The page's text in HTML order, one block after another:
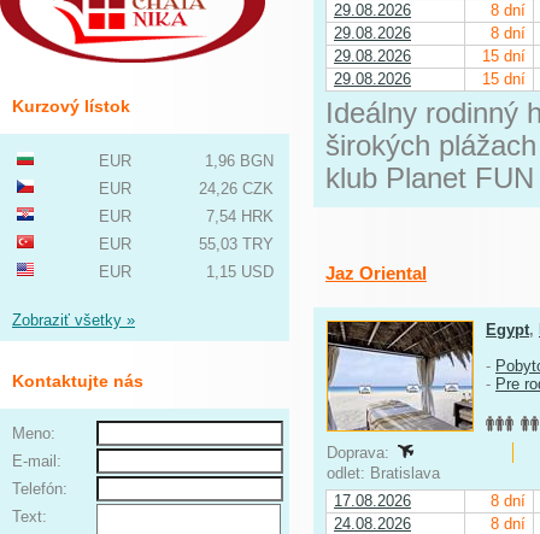
Kurzový lístok
EUR
1,96 BGN
EUR
24,26 CZK
EUR
7,54 HRK
EUR
55,03 TRY
EUR
1,15 USD
Zobraziť všetky »
Kontaktujte nás
Meno:
E-mail:
Telefón:
Text:
29.08.2026
8 dní
29.08.2026
8 dní
29.08.2026
15 dní
29.08.2026
15 dní
Ideálny rodinný
širokých
klub Planet
Jaz Oriental
Egypt,
-
- Pre
Doprava:
odlet: Bratislava
17.08.2026
8 dní
24.08.2026
8 dní